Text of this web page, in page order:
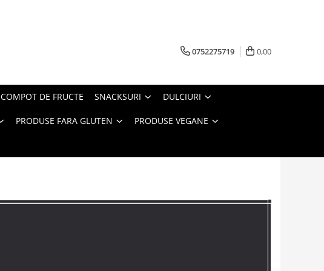
0752275719 0,00
COMPOT DE FRUCTE SNACKSURI DULCIURI
PRODUSE FARA GLUTEN PRODUSE VEGANE